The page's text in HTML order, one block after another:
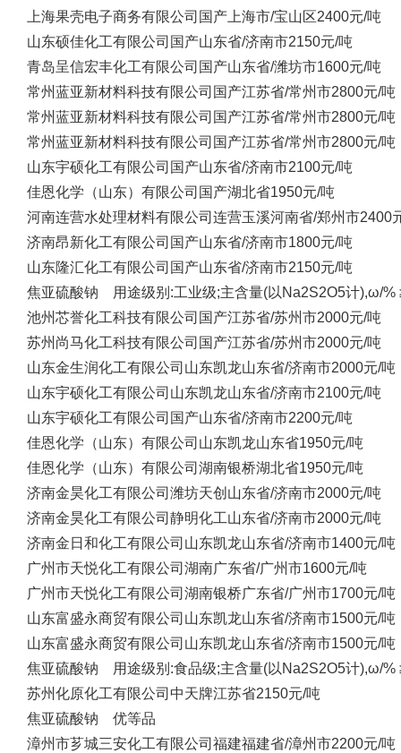
上海果壳电子商务有限公司 国产 上海市/宝山区2400元/吨
山东硕佳化工有限公司 国产山东省/济南市2150元/吨
青岛呈信宏丰化工有限公司 国产山东省/潍坊市1600元/吨
常州蓝亚新材料科技有限公司 国产江苏省/常州市2800元/吨
常州蓝亚新材料科技有限公司 国产江苏省/常州市2800元/吨
常州蓝亚新材料科技有限公司 国产江苏省/常州市2800元/吨
山东宇硕化工有限公司 国产山东省/济南市2100元/吨
佳恩化学（山东）有限公司 国产湖北省1950元/吨
河南连营水处理材料有限公司 连营玉溪河南省/郑州市2400
济南昂新化工有限公司 国产山东省/济南市1800元/吨
山东隆汇化工有限公司 国产山东省/济南市2150元/吨
焦亚硫酸钠 用途级别:工业级;主含量(以Na2S2O5计),ω/%
池州芯誉化工科技有限公司 国产江苏省/苏州市2000元/吨
苏州尚马化工科技有限公司 国产江苏省/苏州市2000元/吨
山东金生润化工有限公司 山东凯龙山东省/济南市2000元/吨
山东宇硕化工有限公司 山东凯龙山东省/济南市2100元/吨
山东宇硕化工有限公司 国产山东省/济南市2200元/吨
佳恩化学（山东）有限公司 山东凯龙山东省1950元/吨
佳恩化学（山东）有限公司 湖南银桥湖北省1950元/吨
济南金昊化工有限公司 潍坊天创 山东省/济南市2000元/吨
济南金昊化工有限公司 静明化工山东省/济南市2000元/吨
济南金日和化工有限公司 山东凯龙山东省/济南市1400元/吨
广州市天悦化工有限公司 湖南广东省/广州市1600元/吨
广州市天悦化工有限公司 湖南银桥广东省/广州市1700元/吨
山东富盛永商贸有限公司 山东凯龙山东省/济南市1500元/吨
山东富盛永商贸有限公司 山东凯龙山东省/济南市1500元/吨
焦亚硫酸钠 用途级别:食品级;主含量(以Na2S2O5计),ω/%
苏州化原化工有限公司 中天牌江苏省2150元/吨
焦亚硫酸钠 优等品
漳州市芗城三安化工有限公司 福建福建省/漳州市2200元/吨